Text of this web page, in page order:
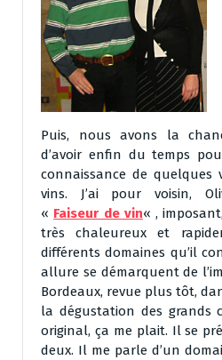
Puis, nous avons la
d’avoir enfin du temps
connaissance de quelques
vins. J’ai pour voisin,
« Faiseur de vin« ,
très chaleureux et
différents domaines qu’il
allure se démarquent de
Bordeaux, revue plus tôt,
la dégustation des grands
original, ça me plait. Il se
deux. Il me parle d’un